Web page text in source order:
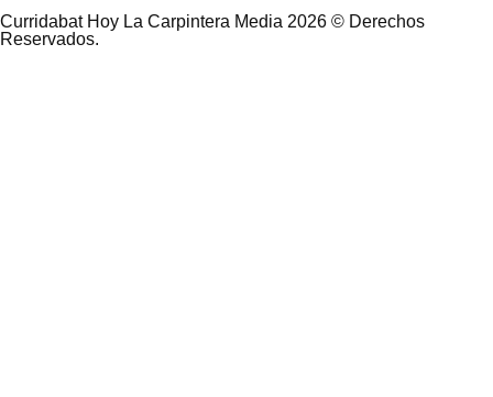
Curridabat Hoy La Carpintera Media 2026 © Derechos
Reservados.